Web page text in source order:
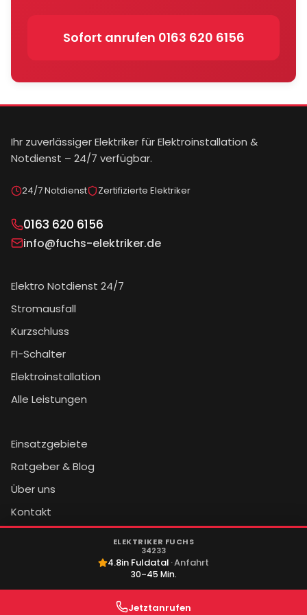
Sofort anrufen 0163 620 6156
ELEKTRIKER FUCHS
34233
4.8in Fuldatal ·Anfahrt
30–45 Min.
Jetztanrufen
Ihr zuverlässiger Elektriker für Elektroinstallation &
Notdienst – 24/7 verfügbar.
24/7 Notdienst Zertifizierte Elektriker
0163 620 6156
info@fuchs-elektriker.de
Elektro Notdienst 24/7
Stromausfall
Kurzschluss
FI-Schalter
Elektroinstallation
Alle Leistungen
Einsatzgebiete
Ratgeber & Blog
Über uns
Kontakt
Elektriker Fuchs. Alle Rechte vorbehalten.
Impressum